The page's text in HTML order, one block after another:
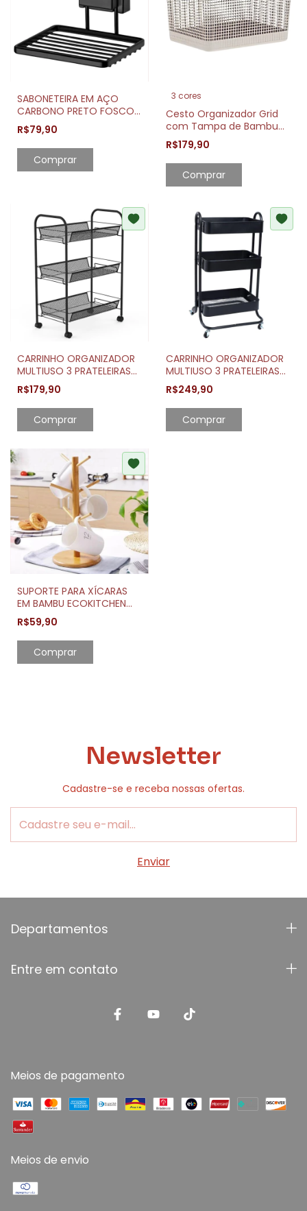
SABONETEIRA EM AÇO
CARBONO PRETO FOSCO
COM VENTOSA
R$79,90
Comprar
3 cores
Cesto Organizador Grid
com Tampa de Bambu
20L Moderno e Prático
R$179,90
Comprar
CARRINHO ORGANIZADOR
MULTIUSO 3 PRATELEIRAS
NEW YORK
R$179,90
Comprar
CARRINHO ORGANIZADOR
MULTIUSO 3 PRATELEIRAS
BERLIM
R$249,90
Comprar
SUPORTE PARA XÍCARAS
EM BAMBU ECOKITCHEN
MIMO STYLE
R$59,90
Comprar
Newsletter
Cadastre-se e receba nossas ofertas.
Departamentos
Entre em contato
Meios de pagamento
Meios de envio